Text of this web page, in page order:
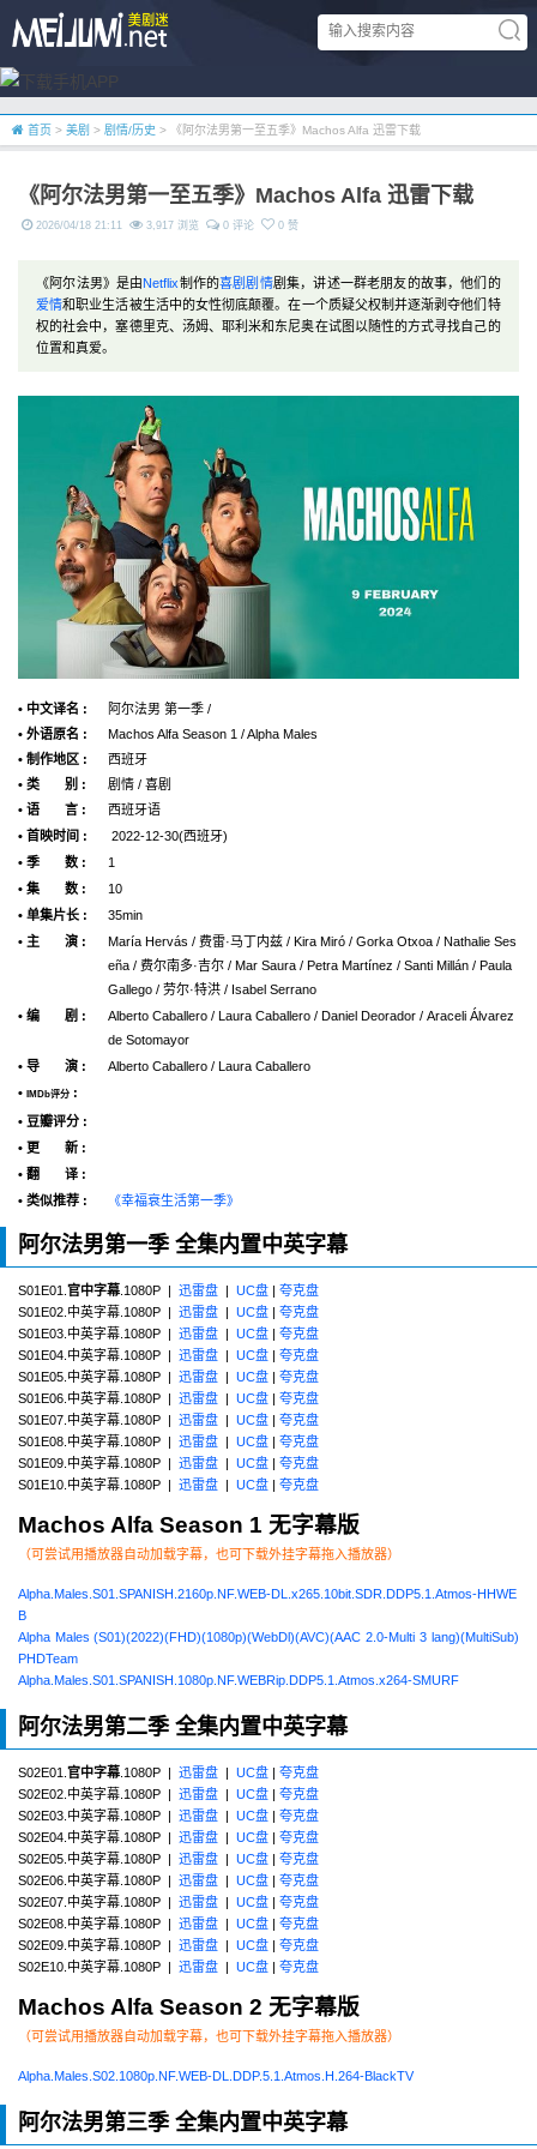
首页 > 美剧 > 剧情/历史 > 《阿尔法男第一至五季》Machos Alfa 迅雷下载
《阿尔法男第一至五季》Machos Alfa 迅雷下载
2026/04/18 21:11 3,917 浏览 0 评论 0 赞
《阿尔法男》是由Netflix制作的喜剧剧情剧集，讲述一群老朋友的故事，他们的
爱情和职业生活被生活中的女性彻底颠覆。在一个质疑父权制并逐渐剥夺他们特
权的社会中，塞德里克、汤姆、耶利米和东尼奥在试图以随性的方式寻找自己的
位置和真爱。
• 中文译名 :
阿尔法男 第一季 /
• 外语原名 :
Machos Alfa Season 1 / Alpha Males
• 制作地区 :
西班牙
• 类 别 :
剧情 / 喜剧
• 语 言 :
西班牙语
• 首映时间 :
2022-12-30(西班牙)
• 季 数 :
1
• 集 数 :
10
• 单集片长 :
35min
• 主 演 :
María Hervás / 费雷·马丁内兹 / Kira Miró / Gorka Otxoa / Nathalie Ses
eña / 费尔南多·吉尔 / Mar Saura / Petra Martínez / Santi Millán / Paula
Gallego / 劳尔·特洪 / Isabel Serrano
• 编 剧 :
Alberto Caballero / Laura Caballero / Daniel Deorador / Araceli Álvarez
de Sotomayor
• 导 演 :
Alberto Caballero / Laura Caballero
•
IMDb评分 :
• 豆瓣评分 :
• 更 新 :
• 翻 译 :
• 类似推荐 :
《幸福衰生活第一季》
阿尔法男第一季 全集内置中英字幕
S01E01. 官中字幕 .1080P | 迅雷盘 UC盘
夸克盘
S01E02.中英字幕.1080P | 迅雷盘 UC盘
夸克盘
S01E03.中英字幕.1080P | 迅雷盘 UC盘
夸克盘
S01E04.中英字幕.1080P | 迅雷盘 UC盘
夸克盘
S01E05.中英字幕.1080P | 迅雷盘 UC盘
夸克盘
S01E06.中英字幕.1080P | 迅雷盘 UC盘
夸克盘
S01E07.中英字幕.1080P | 迅雷盘 UC盘
夸克盘
S01E08.中英字幕.1080P | 迅雷盘 UC盘
夸克盘
S01E09.中英字幕.1080P | 迅雷盘 UC盘
夸克盘
S01E10.中英字幕.1080P | 迅雷盘 UC盘 夸克盘
Machos Alfa Season 1 无字幕版
（可尝试用播放器自动加载字幕，也可下载外挂字幕拖入播放器）
Alpha.Males.S01.SPANISH.2160p.NF.WEB-DL.x265.10bit.SDR.DDP5.1.Atmos-HHWE
B
Alpha Males (S01)(2022)(FHD)(1080p)(WebDl)(AVC)(AAC 2.0-Multi 3 lang)(MultiSub)
PHDTeam
Alpha.Males.S01.SPANISH.1080p.NF.WEBRip.DDP5.1.Atmos.x264-SMURF
阿尔法男第二季 全集内置中英字幕
S02E01. 官中字幕 .1080P | 迅雷盘 UC盘
夸克盘
S02E02.中英字幕.1080P | 迅雷盘 UC盘
夸克盘
S02E03.中英字幕.1080P | 迅雷盘 UC盘
夸克盘
S02E04.中英字幕.1080P | 迅雷盘 UC盘
夸克盘
S02E05.中英字幕.1080P | 迅雷盘 UC盘
夸克盘
S02E06.中英字幕.1080P | 迅雷盘 UC盘
夸克盘
S02E07.中英字幕.1080P | 迅雷盘 UC盘
夸克盘
S02E08.中英字幕.1080P | 迅雷盘 UC盘
夸克盘
S02E09.中英字幕.1080P | 迅雷盘 UC盘
夸克盘
S02E10.中英字幕.1080P | 迅雷盘 UC盘 夸克盘
Machos Alfa Season 2 无字幕版
（可尝试用播放器自动加载字幕，也可下载外挂字幕拖入播放器）
Alpha.Males.S02.1080p.NF.WEB-DL.DDP.5.1.Atmos.H.264-BlackTV
阿尔法男第三季 全集内置中英字幕